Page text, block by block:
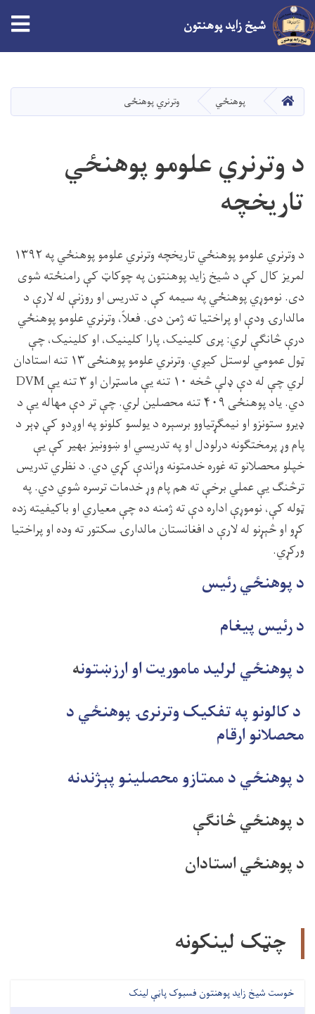
دانګل
شیخ زاید پوهنتون
کور پوهنځي وترنري پوهنځی
د وترنري علومو پوهنځي
تاریخچه
د وترنري علومو پوهنځي تاریخچه وترنري علومو پوهنځي په ۱۳۹۲
لمریز کال کې د شیخ زاید پوهنتون په چوکاټ کې رامنځته شوی
دی. نوموړي پوهنځي په سیمه کې د تدریس او روزنې له لارې د
مالدارۍ ودې او پراختیا ته ژمن دی. فعلاً، وترنري علومو پوهنځي
درې څانګې لري: پری کلینیک، پارا کلینیک، او کلینیک، چې
ټول عمومي لوستل کیږي. وترنري علومو پوهنځی ۱۳ تنه استادان
لري چې له دې ډلې څخه ۱۰ تنه یې ماسټران او ۳ تنه یې DVM
دي. یاد پوهنځی ۴۰۹ تنه محصلین لري. چې تر دې مهاله یې د
ډیرو ستونزو او نیمګړتیاوو برسېره د یولسو کلونو په اوږدو کې ډېر د
پام وړ پرمختګونه درلودل او په تدریسي او ښوونیز بهیر کې یې
خپلو محصلانو ته غوره خدمتونه وړاندې کړي دي. د نظري تدریس
ترڅنګ یې عملي برخې ته هم پام وړ خدمات ترسره شوي دي. په
ټوله کې، نوموړې اداره دې ته ژمنه ده چې معیاري او باکیفیته زده
کړو او څېړنو له لارې د افغانستان مالدارۍ سکتور ته وده او پراختیا
ورکړي.
د پوهنځي رئيس
د رئیس پیغام
د پوهنځي لرلید ماموریت او ارزښتونه
د کالونو په تفکیک وترنرۍ پوهنځي د
محصلانو ارقام
د پوهنځي د ممتازو محصلینو پېژندنه
د پوهنځي څانګې
د پوهنځي استادان
چټک لینکونه
خوست شیخ زاید پوهنتون فسبوک پاڼې لینک